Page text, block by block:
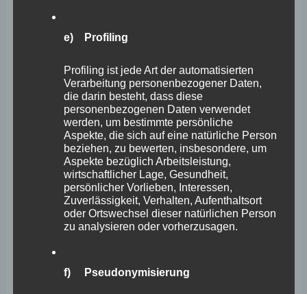
s gibt grünes Licht –
Wefelscheid sieht in Ort
medialer Teilhabe große Chance
für Koblenz
Stephan Wefelscheid
Nachdem am Donnerstag den 28. August 2025 die
Landesmedienanstalt im
Wirtschaftsförderungsausschuss der Stadt Koblenz das
Konzept „Orte medialer Teilhabe“ vorgestellt hatte, soll
nun auch ein solcher Ort in Koblenz entstehen. So
in Koblenz: „Ich beschäftige mich schon länger mit den
e) Profiling
Profiling ist jede Art der automatisierten
Verarbeitung personenbezogener Daten,
die darin besteht, dass diese
personenbezogenen Daten verwendet
werden, um bestimmte persönliche
Aspekte, die sich auf eine natürliche Person
beziehen, zu bewerten, insbesondere, um
Aspekte bezüglich Arbeitsleistung,
wirtschaftlicher Lage, Gesundheit,
persönlicher Vorlieben, Interessen,
Zuverlässigkeit, Verhalten, Aufenthaltsort
oder Ortswechsel dieser natürlichen Person
zu analysieren oder vorherzusagen.
f) Pseudonymisierung